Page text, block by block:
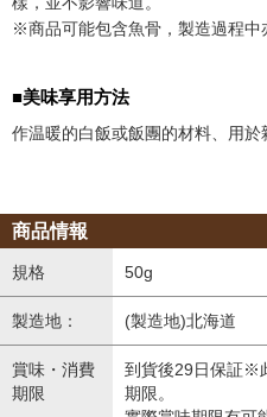
※商品可能包含魚骨，製造過程中
■美味享用方法
作温暖的白飯或飯團的材料、用於
商品情報
規格 50g
製造地： (製造地)北海道
賞味・消費
期限
到貨後29日保証※
期限。